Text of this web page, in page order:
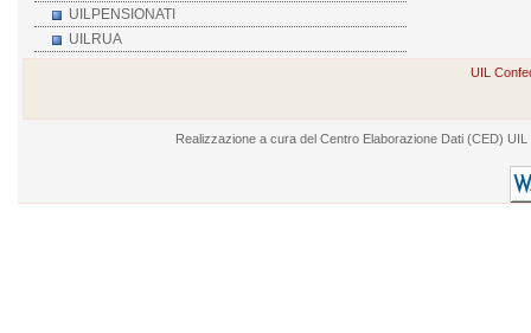
UILPENSIONATI
UILRUA
UIL
Realizzazione a cura del Centro Elaborazione Dati (CED)